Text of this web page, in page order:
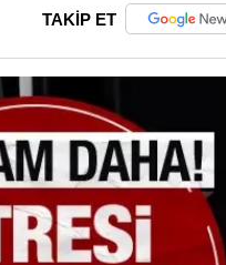
TAKİP ET